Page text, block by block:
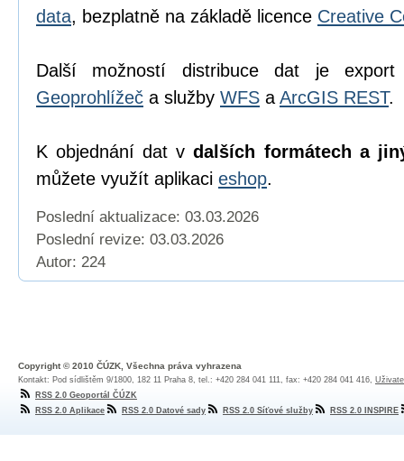
data, bezplatně na základě licence Creative
Další možností distribuce dat je
Geoprohlížeč a služby WFS a ArcGIS REST.
K objednání dat vdalších formátech a
můžete využít aplikaci eshop.
Poslední aktualizace: 03.03.2026
Poslední revize: 03.03.2026
Autor: 224
Copyright © 2010 ČÚZK, Všechna práva vyhrazena
Kontakt: Pod sídlištěm 9/1800, 182 11 Praha 8, tel.: +420 284 041 111, fax: +420 284 041 416,
RSS 2.0 Geoportál ČÚZK
RSS 2.0 Aplikace
RSS 2.0 Datové sady RSS 2.0 Síťové služby RSS 2.0 INSPIRE